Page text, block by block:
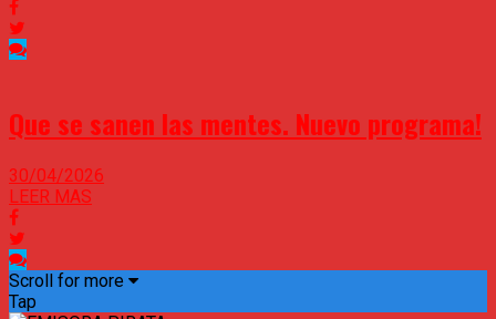
Que se sanen las mentes. Nuevo programa!
30/04/2026
LEER MAS
Scroll for more
Tap